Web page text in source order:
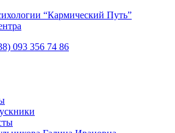
“Кармический Путь”
093 356 74 86